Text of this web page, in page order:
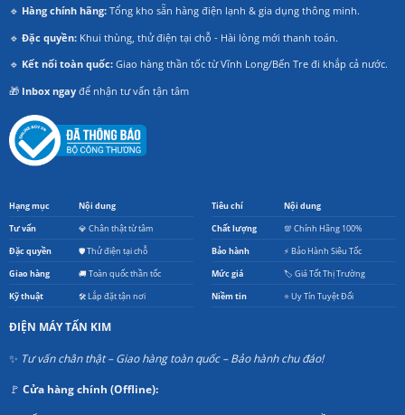
🔹 Hàng chính hãng:Tổng kho sẵn hàng điện lạnh & gia dụng thông minh.
🔹 Đặc quyền:Khui thùng, thử điện tại chỗ - Hài lòng mới thanh toán.
🔹 Kết nối toàn quốc:Giao hàng thần tốc từ Vĩnh Long/Bến Tre đi khắp cả nước.
🎁 Inbox ngayđể nhận tư vấn tận tâm
Hạng mục Nội dung
Tư vấn 💎 Chân thật từ tâm
Đặc quyền 🛡️ Thử điện tại chỗ
Giao hàng 🚚 Toàn quốc thần tốc
Kỹ thuật 🛠️ Lắp đặt tận nơi
Tiêu chí Nội dung
Chất lượng 💯 Chính Hãng 100%
Bảo hành ⚡ Bảo Hành Siêu Tốc
Mức giá 🏷️ Giá Tốt Thị Trường
Niềm tin ⭐ Uy Tín Tuyệt Đối
ĐIỆN MÁY TẤN KIM
✨ Tư vấn chân thật – Giao hàng toàn quốc – Bảo hành chu đáo!
🚩 Cửa hàng chính (Offline):